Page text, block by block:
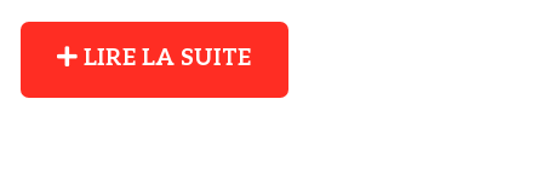
LIRE LA SUITE